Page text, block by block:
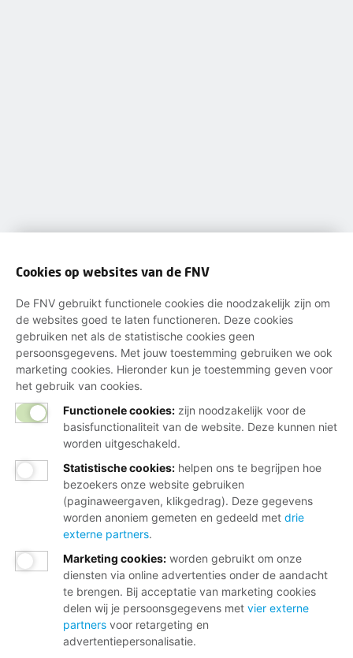
Cookies op websites van de FNV
De FNV gebruikt functionele cookies die noodzakelijk zijn om
de websites goed te laten functioneren. Deze cookies
gebruiken net als de statistische cookies geen
persoonsgegevens. Met jouw toestemming gebruiken we ook
marketing cookies. Hieronder kun je toestemming geven voor
het gebruik van cookies.
Functionele cookies: zijn noodzakelijk voor de
basisfunctionaliteit van de website. Deze kunnen niet
worden uitgeschakeld.
Statistische cookies: helpen ons te begrijpen hoe
bezoekers onze website gebruiken
(paginaweergaven, klikgedrag). Deze gegevens
worden anoniem gemeten en gedeeld met drie
externe partners.
Marketing cookies: worden gebruikt om onze
diensten via online advertenties onder de aandacht
te brengen. Bij acceptatie van marketing cookies
delen wij je persoonsgegevens met vier externe
partners voor retargeting en
advertentiepersonalisatie.